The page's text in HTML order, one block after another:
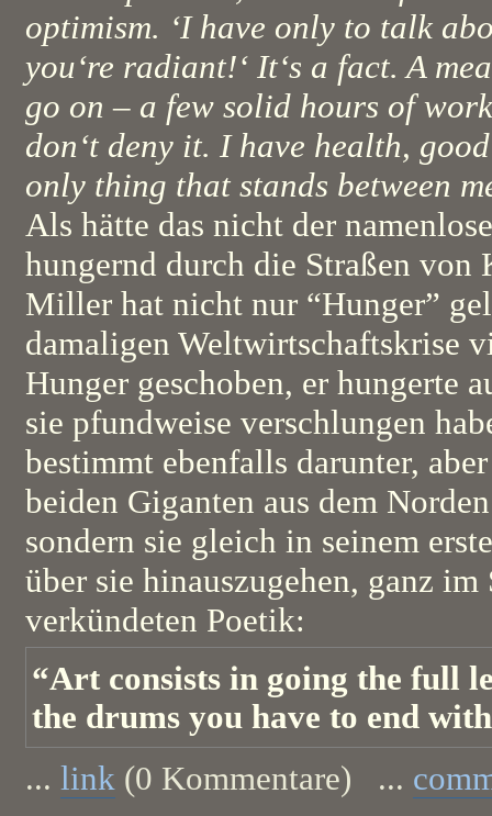
optimism. ‘I have only to talk
you‘re radiant!‘ It‘s a fact. A
go on – a few solid hours of
don‘t deny it. I have health,
only thing that stands between
Als hätte das nicht der
hungernd durch die Straßen von
Miller hat nicht nur “Hunger”
damaligen Weltwirtschaftskrise
Hunger geschoben, er hungerte
sie pfundweise verschlungen
bestimmt ebenfalls darunter,
beiden Giganten aus dem
sondern sie gleich in seinem
über sie hinauszugehen, ganz
verkündeten Poetik:
“Art consists in going the full
the drums you have to end
... link (0 Kommentare) ...